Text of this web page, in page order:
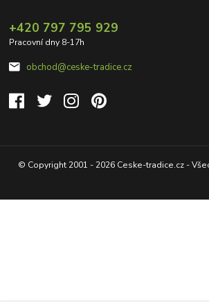
+420 797 795 929
Pracovní dny 8-17h
obchod@ceske-tradice.cz
© Copyright 2001 - 2026 Ceske-tradice.cz -